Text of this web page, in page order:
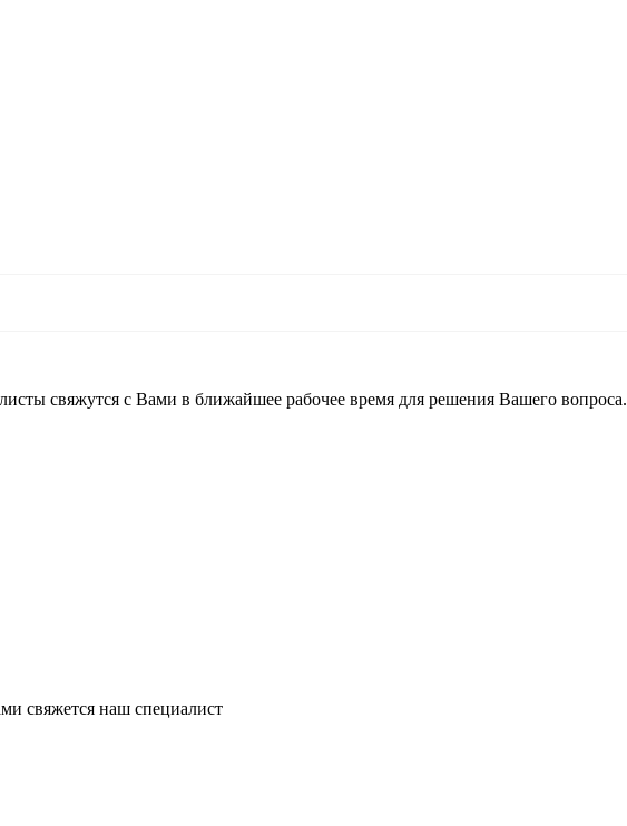
свяжутся с Вами в ближайшее рабочее время для решения Вашего вопроса.
свяжется наш специалист